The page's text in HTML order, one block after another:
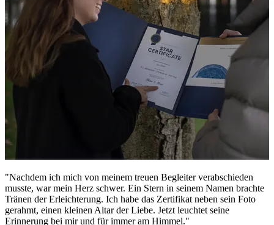
"Nachdem ich mich von meinem treuen Begleiter verabschieden
musste, war mein Herz schwer. Ein Stern in seinem Namen brachte
Tränen der Erleichterung. Ich habe das Zertifikat neben sein Foto
gerahmt, einen kleinen Altar der Liebe. Jetzt leuchtet seine
Erinnerung bei mir und für immer am Himmel."